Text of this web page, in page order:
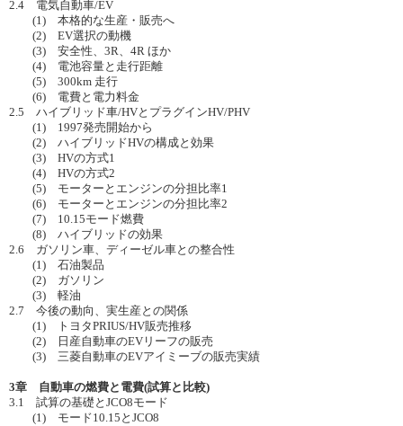
2.4 電気自動車/EV
(1) 本格的な生産・販売へ
(2) EV選択の動機
(3) 安全性、3R、4R ほか
(4) 電池容量と走行距離
(5) 300km 走行
(6) 電費と電力料金
2.5 ハイブリッド車/HVとプラグインHV/PHV
(1) 1997発売開始から
(2) ハイブリッドHVの構成と効果
(3) HVの方式1
(4) HVの方式2
(5) モーターとエンジンの分担比率1
(6) モーターとエンジンの分担比率2
(7) 10.15モード燃費
(8) ハイブリッドの効果
2.6 ガソリン車、ディーゼル車との整合性
(1) 石油製品
(2) ガソリン
(3) 軽油
2.7 今後の動向、実生産との関係
(1) トヨタPRIUS/HV販売推移
(2) 日産自動車のEVリーフの販売
(3) 三菱自動車のEVアイミーブの販売実績
3章 自動車の燃費と電費(試算と比較)
3.1 試算の基礎とJCO8モード
(1) モード10.15とJCO8